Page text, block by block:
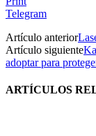
Telegram
Artículo anterior
Artículo siguiente
adoptar para
ARTÍCULOS